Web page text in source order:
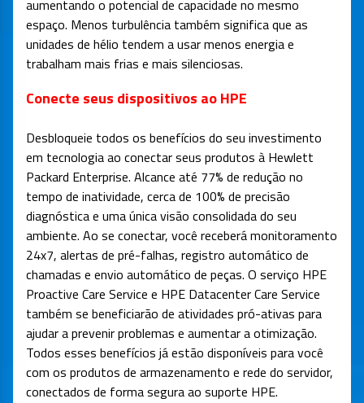
aumentando o potencial de capacidade no mesmo
espaço. Menos turbulência também significa que as
unidades de hélio tendem a usar menos energia e
trabalham mais frias e mais silenciosas.
Conecte seus dispositivos ao HPE
Desbloqueie todos os benefícios do seu investimento
em tecnologia ao conectar seus produtos à Hewlett
Packard Enterprise. Alcance até 77% de redução no
tempo de inatividade, cerca de 100% de precisão
diagnóstica e uma única visão consolidada do seu
ambiente. Ao se conectar, você receberá monitoramento
24x7, alertas de pré-falhas, registro automático de
chamadas e envio automático de peças. O serviço HPE
Proactive Care Service e HPE Datacenter Care Service
também se beneficiarão de atividades pró-ativas para
ajudar a prevenir problemas e aumentar a otimização.
Todos esses benefícios já estão disponíveis para você
com os produtos de armazenamento e rede do servidor,
conectados de forma segura ao suporte HPE.